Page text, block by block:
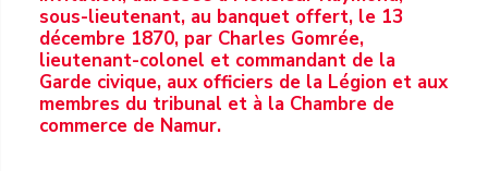
sous-lieutenant, au banquet offert, le 13
décembre 1870, par Charles Gomrée,
lieutenant-colonel et commandant de la
Garde civique, aux officiers de la Légion et aux
membres du tribunal et à la Chambre de
commerce de Namur.